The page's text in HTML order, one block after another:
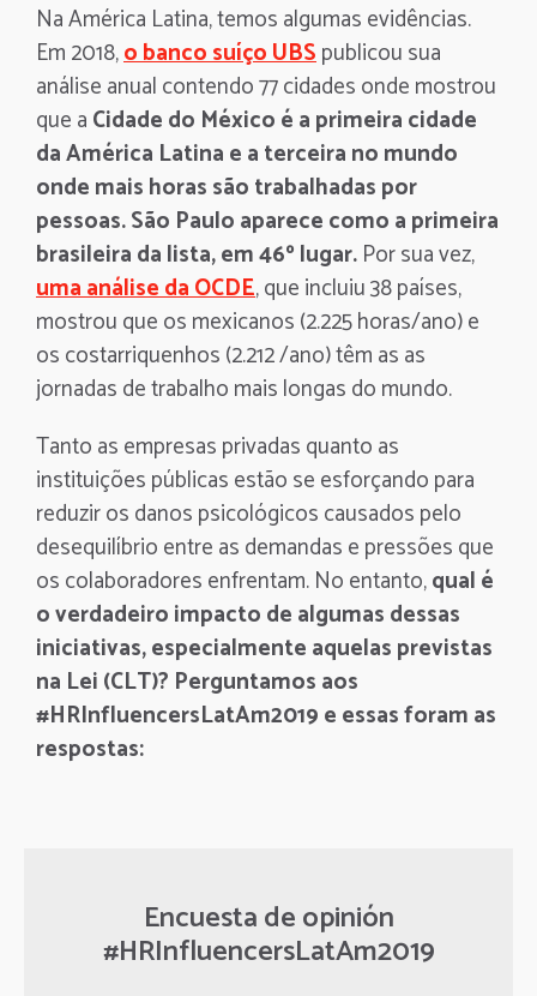
Na América Latina, temos algumas evidências.
Em 2018,o banco suíço UBSpublicou sua
análise anual contendo 77 cidades onde mostrou
que aCidade do México é a primeira cidade
da América Latina e a terceira no mundo
onde mais horas são trabalhadas por
pessoas.São Paulo aparece como a primeira
brasileira da lista, em 46º lugar.Por sua vez,
uma análise da OCDE, que incluiu 38 países,
mostrou que os mexicanos (2.225 horas/ano) e
os costarriquenhos (2.212 /ano) têm as as
jornadas de trabalho mais longas do mundo.
Tanto as empresas privadas quanto as
instituições públicas estão se esforçando para
reduzir os danos psicológicos causados pelo
desequilíbrio entre as demandas e pressões que
os colaboradores enfrentam. No entanto,qual é
o verdadeiro impacto de algumas dessas
iniciativas, especialmente aquelas previstas
na Lei (CLT)? Perguntamos aos
#HRInfluencersLatAm2019 e essas foram as
respostas:
Encuesta de opinión
#HRInfluencersLatAm2019